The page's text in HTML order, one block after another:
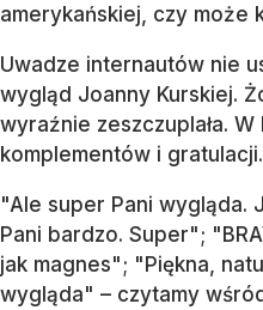
amerykańskiej, czy może
Uwadze internautów nie
wygląd Joanny Kurskiej.
wyraźnie zeszczuplała.
komplementów i gratulacji.
"Ale super Pani wygląda.
Pani bardzo. Super";
jak magnes"; "Piękna,
wygląda" – czytamy